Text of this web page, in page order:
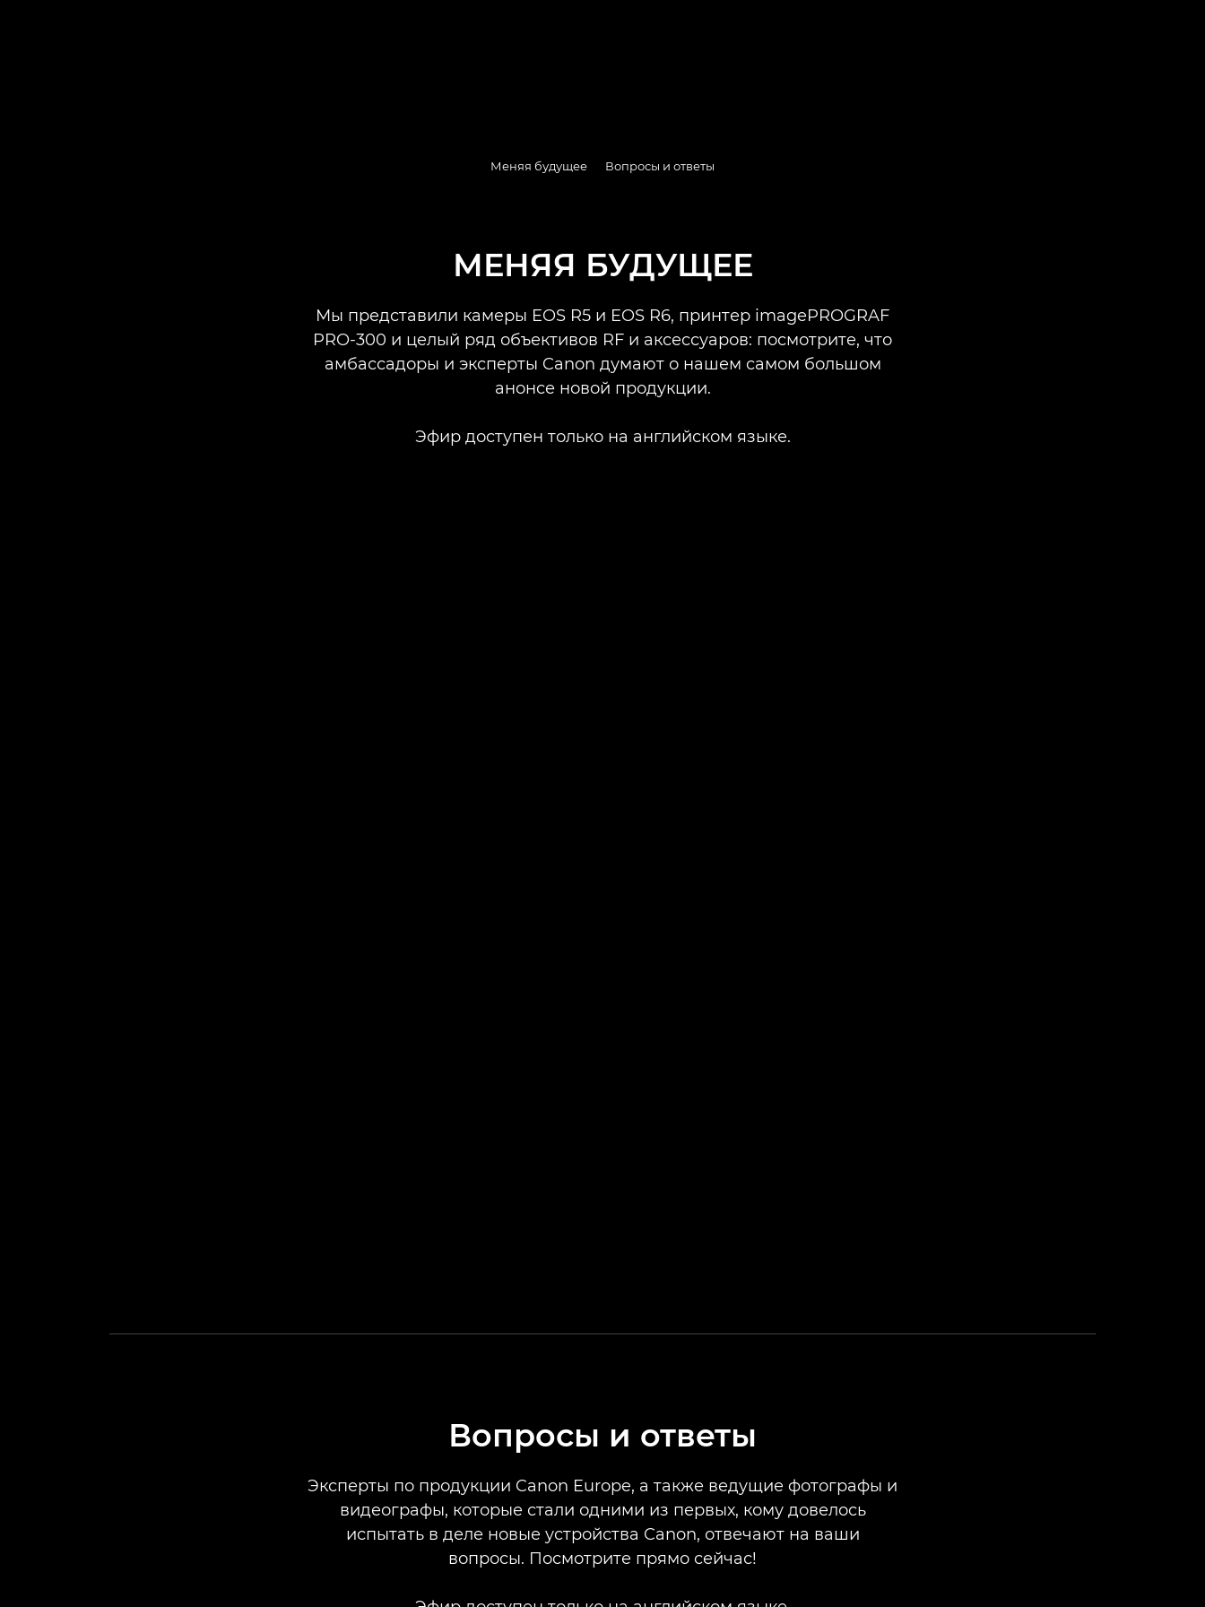
Меняя будущее Вопросы и ответы
МЕНЯЯ БУДУЩЕЕ
Мы представили камеры EOS R5 и EOS R6, принтер imagePROGRAF
PRO-300 и целый ряд объективов RF и аксессуаров: посмотрите, что
амбассадоры и эксперты Canon думают о нашем самом большом
анонсе новой продукции.
Эфир доступен только на английском языке.
Вопросы и ответы
Эксперты по продукции Canon Europe, а также ведущие фотографы и
видеографы, которые стали одними из первых, кому довелось
испытать в деле новые устройства Canon, отвечают на ваши
вопросы. Посмотрите прямо сейчас!